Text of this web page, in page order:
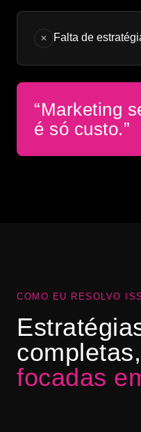
✕ Falta de
“Marketing
é só custo.”
COMO EU RESOLVO
completas,
focadas